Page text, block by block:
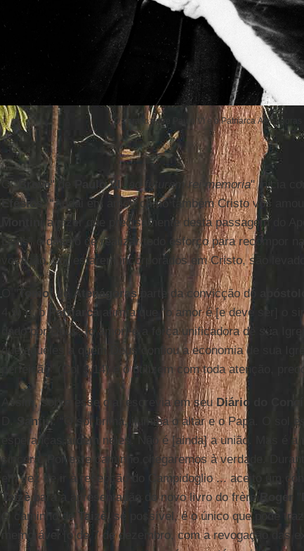
O abraço entre Paulo VI e o Patriarca Atenágoras
O " Breve" de Paulo VI" ad futuram rei memoria" inicia
Efésios. “Andai em amor, como também Cristo vos
a dizer que precisamente desta passagem do
Deus” o desejo de realizar todo esforço para recompor
vocação, por estarem incorporados em Cristo, são
O " Tomo" de Atenágorasparte da convicção do
4,9) e, o Patriarca
afirma que "o amor é [e deve ser] o
dado por Deus, [o amor] é a força unificadora de sua
que aqueles a quem Deus confiou a economia de sua
perfeição" (Col 3,14) e o utilizem com toda atenção,
Assim, sobre esse dia, escrevia em seuDiário do
Santin: “O sol brilha, ilumina o altar e o Papa. O sol
esperanças ardem neles. Não é [ainda] a união. Mas é
sincera. Por este caminho chegaremos à verdade.
em vez de ir à recepção do Campidoglio ... aceito um
Taizèpara a apresentação do novo livro do frère Roger
O caminho de Taizè, se possível, é o único que pode
memorável [o de 7 de dezembro, com a revogação das